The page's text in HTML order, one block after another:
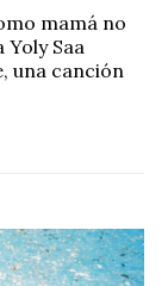
mamá no
Saa
una canción